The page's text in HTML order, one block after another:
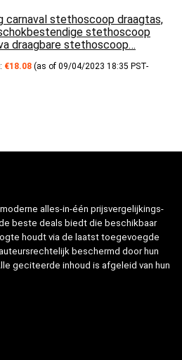
carnaval stethoscoop draagtas,
stethoscoop
draagbare stethoscoop…
€18.08 (as of 09/04/2023 18:35 PST-
alles-in-één prijsvergelijkings-
beste deals biedt die beschikbaar
houdt via de laatst toegevoegde
beschermd door hun
geciteerde inhoud is afgeleid van hun